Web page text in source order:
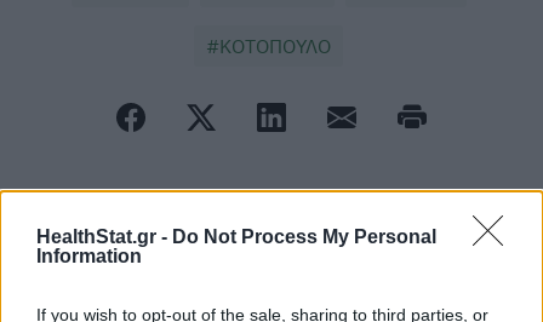
HealthStat.gr - Do Not Process My Personal
Information
If you wish to opt-out of the sale, sharing to third parties, or
ΚΟΤΟΠΟΥΛΟ
ΠΕΡΙΣΣΟΤΕΡΑ ΣΤΗΝ ΙΔΙΑ ΚΑΤΗΓΟΡΙΑ